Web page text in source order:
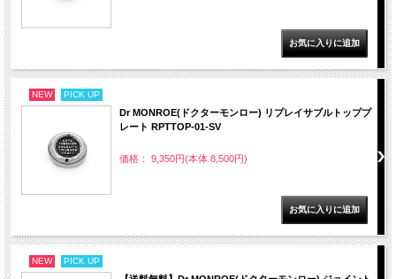
NEW PICK UP
Dr MONROE(ドクターモンロー) リプレイサブルトッププ
レート RPTTOP-01-SV
価格： 9,350円(本体 8,500円)
NEW PICK UP